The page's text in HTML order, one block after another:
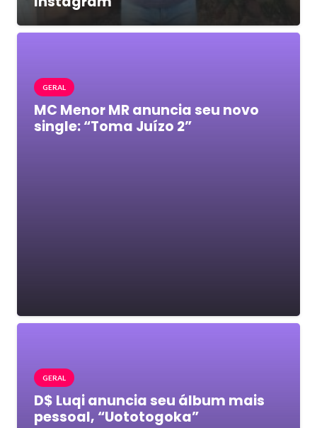
GERAL
MC Menor MR anuncia seu novo
single: “Toma Juízo 2”
GERAL
D$ Luqi anuncia seu álbum mais
pessoal, “Uototogoka”